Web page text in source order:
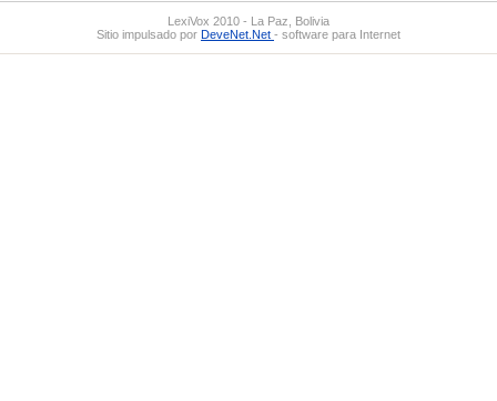
LexiVox 2010 - La Paz, Bolivia
Sitio impulsado por DeveNet.Net - software para Internet